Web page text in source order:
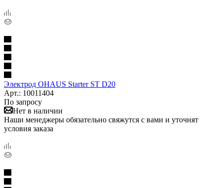
Электрод OHAUS Starter ST D20
Арт.: 10011404
По запросу
Нет в наличии
Наши менеджеры обязательно свяжутся с вами и уточнят
условия заказа